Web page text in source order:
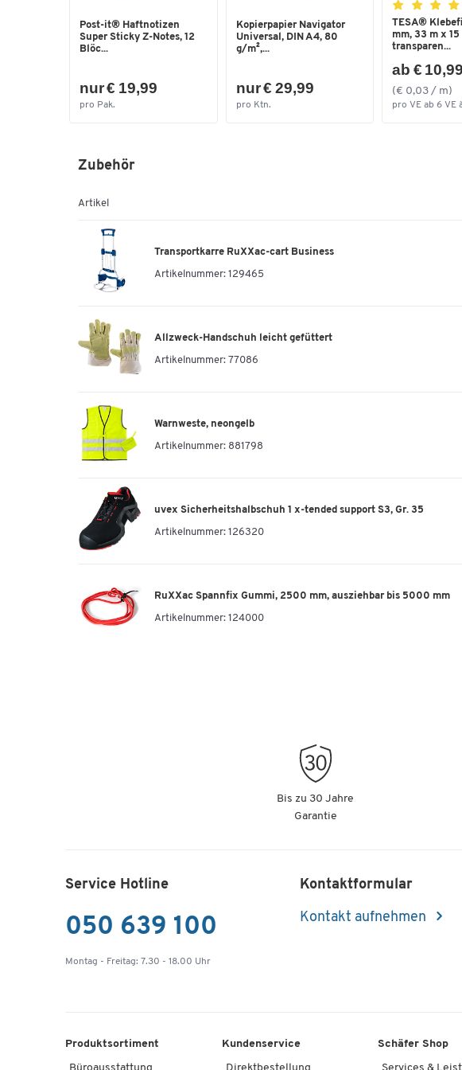
Post-it® Haftnotizen
Super Sticky Z-Notes, 12
Blöc...
nur € 19,99
pro Pak.
Kopierpapier Navigator
Universal, DIN A4, 80
g/m²,...
nur € 29,99
pro Ktn.
TESA®
mm, 33 m x 15
transparen...
ab € 10,99
(€ 0,03 / m)
pro VE ab 6 VE
Zubehör
Artikel
Transportkarre RuXXac-cart Business
Artikelnummer: 129465
Allzweck-Handschuh leicht gefüttert
Artikelnummer: 77086
Warnweste, neongelb
Artikelnummer: 881798
uvex Sicherheitshalbschuh 1 x-tended support S3, Gr. 35
Artikelnummer: 126320
RuXXac Spannfix Gummi, 2500 mm, ausziehbar bis 5000 mm
Artikelnummer: 124000
Bis zu 30 Jahre
Garantie
Service Hotline
050 639 100
Montag - Freitag: 7.30 - 18.00 Uhr
Kontaktformular
Kontakt aufnehmen
Produktsortiment Kundenservice Schäfer Shop